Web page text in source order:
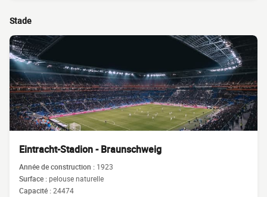
Stade
Eintracht-Stadion - Braunschweig
Année de construction : 1923
Surface :pelouse naturelle
Capacité :24474